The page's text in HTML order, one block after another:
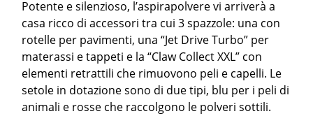
Potente e silenzioso, l’aspirapolvere vi arriverà a
casa ricco di accessori tra cui 3 spazzole: una con
rotelle per pavimenti, una “Jet Drive Turbo” per
materassi e tappeti e la “Claw Collect XXL” con
elementi retrattili che rimuovono peli e capelli. Le
setole in dotazione sono di due tipi, blu per i peli di
animali e rosse che raccolgono le polveri sottili.